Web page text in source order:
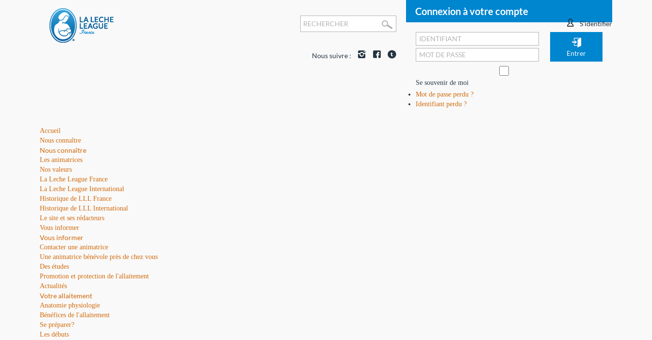
S'identifier
Connexion à votre compte
Se souvenir de moi
Mot de passe perdu ?
Identifiant perdu ?
Nous suivre :
Accueil
Nous connaître
Nous connaître
Les animatrices
Nos valeurs
La Leche League France
La Leche League International
Historique de LLL France
Historique de LLL International
Le site et ses rédacteurs
Vous informer
Vous informer
Contacter une animatrice
Une animatrice bénévole près de chez vous
Des études
Promotion et protection de l'allaitement
Actualités
Votre allaitement
Anatomie physiologie
Bénéfices de l'allaitement
Se préparer?
Les débuts